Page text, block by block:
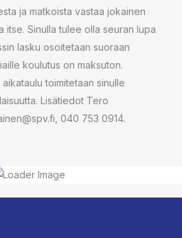
ja matkoista vastaa jokainen
itse. Sinulla tulee olla seuran lupa
lasku osoitetaan suoraan
koulutus on maksuton.
toimitetaan sinulle
Lisätiedot Tero
040 753 0914.